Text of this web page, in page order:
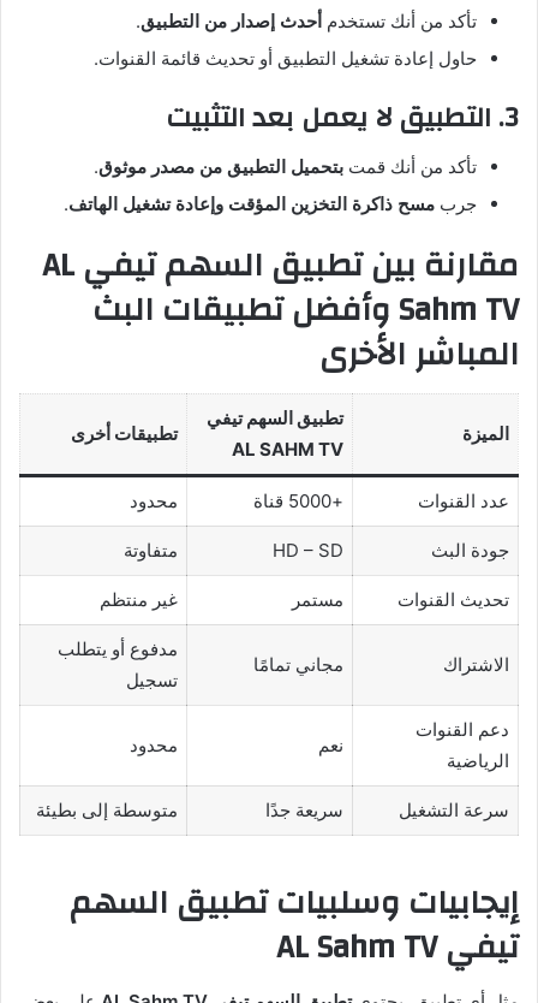
تأكد من أنك تستخدم أحدث إصدار من التطبيق.
حاول إعادة تشغيل التطبيق أو تحديث قائمة القنوات.
3. التطبيق لا يعمل بعد التثبيت
تأكد من أنك قمت بتحميل التطبيق من مصدر موثوق.
جرب مسح ذاكرة التخزين المؤقت وإعادة تشغيل الهاتف.
مقارنة بين تطبيق السهم تيفي AL
Sahm TV وأفضل تطبيقات البث
المباشر الأخرى
الميزة
تطبيق السهم تيفي
AL SAHM TV
تطبيقات أخرى
عدد القنوات +5000 قناة محدود
جودة البث HD – SD متفاوتة
تحديث القنوات مستمر غير منتظم
الاشتراك مجاني تمامًا
مدفوع أو يتطلب
تسجيل
دعم القنوات
الرياضية
نعم محدود
سرعة التشغيل سريعة جدًا متوسطة إلى بطيئة
إيجابيات وسلبيات تطبيق السهم
تيفي AL Sahm TV